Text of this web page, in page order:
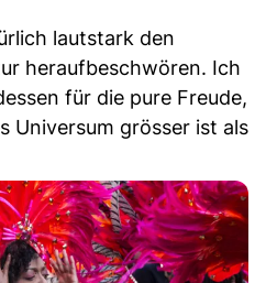
lautstark den
heraufbeschwören. Ich
für die pure Freude,
Universum grösser ist als